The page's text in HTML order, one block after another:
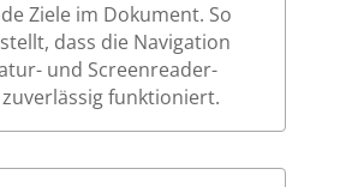
Ziele im Dokument. So
dass die Navigation
und Screenreader-
funktioniert.